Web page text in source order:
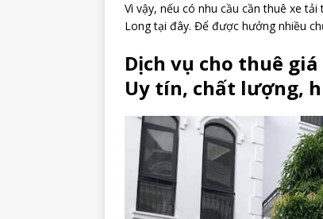
Vì vậy, nếu có nhu cầu cần thuê xe
Long tại đây. Để được hưởng nhiều
Dịch vụ cho thuê
Uy tín, chất lượng,